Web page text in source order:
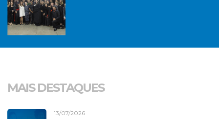
MAIS DESTAQUES
13/07/2026